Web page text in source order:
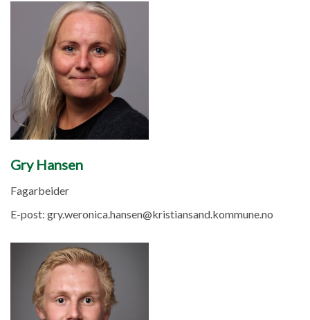
Gry Hansen
Fagarbeider
E-post: gry.weronica.hansen@kristiansand.kommune.no